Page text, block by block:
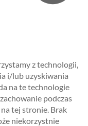
z technologii,
i/lub uzyskiwania
na te technologie
podczas
tej stronie. Brak
niekorzystnie